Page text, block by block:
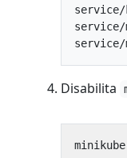
Disabilita